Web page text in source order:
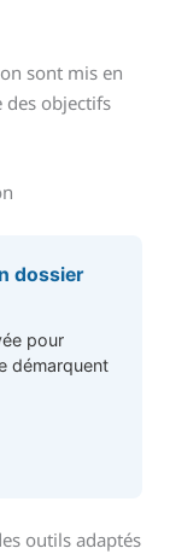
sont mis en
des objectifs
dossier
pour
démarquent
outils adaptés